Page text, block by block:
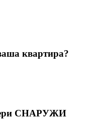
квартира?
СНАРУЖИ